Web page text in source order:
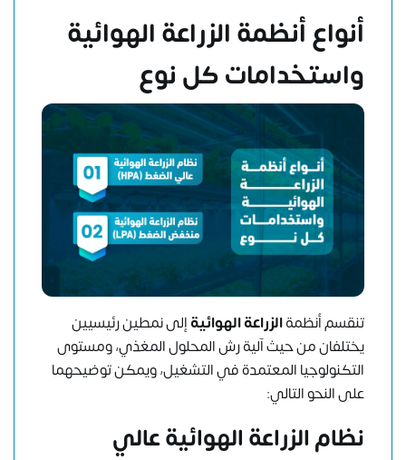
أنواع أنظمة الزراعة الهوائية
واستخدامات كل نوع
تنقسم أنظمةالزراعة الهوائيةإلى نمطين رئيسيين
يختلفان من حيث آلية رش المحلول المغذي، ومستوى
التكنولوجيا المعتمدة في التشغيل، ويمكن توضيحهما
على النحو التالي:
نظام الزراعة الهوائية عالي